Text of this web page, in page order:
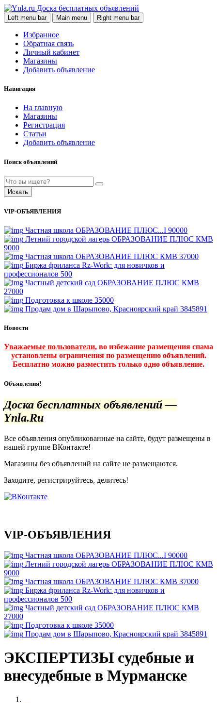
Доска бесплатных объявлений
Left menu bar Main menu Right menu bar
Избранное
Обратная связь
Личный кабинет
Магазины
Добавить объявление
Навигация
На главную
Магазины
Регистрация
Статьи
Добавить объявление
Поиск объявлений
Искать
VIP-ОБЪЯВЛЕНИЯ
Частная школа ОБРАЗОВАНИЕ ПЛЮС...I 90000
Летний городской лагерь ОБРАЗОВАНИЕ ПЛЮС КМВ
9000
Частная школа ОБРАЗОВАНИЕ ПЛЮС КМВ 37000
Биржа фриланса Rz-Work: для новичков и
профессионалов 500
Частный детский сад ОБРАЗОВАНИЕ ПЛЮС КМВ
27000
Подготовка к школе 35000
Продам дом в Шарыпово, Красноярский край 3845891
Новости
Уважаемые пользователи, во избежание размещения спама
установлены ограничения по размещению объявлений.
Бесплатно можно разместить только одно объявление.
Объявления!
Доска бесплатных объявлений —
Ynla.Ru
Все объявления опубликованные на сайте, будут размещены в
нашей группе ВКонтакте!
Магазины без объявлений на сайте не размещаются.
Заходите, регистрируйтесь, делитесь!
VIP-ОБЪЯВЛЕНИЯ
Частная школа ОБРАЗОВАНИЕ ПЛЮС...I 90000
Летний городской лагерь ОБРАЗОВАНИЕ ПЛЮС КМВ
9000
Частная школа ОБРАЗОВАНИЕ ПЛЮС КМВ 37000
Биржа фриланса Rz-Work: для новичков и
профессионалов 500
Частный детский сад ОБРАЗОВАНИЕ ПЛЮС КМВ
27000
Подготовка к школе 35000
Продам дом в Шарыпово, Красноярский край 3845891
ЭКСПЕРТИЗЫ судебные и
внесудебные в Мурманске